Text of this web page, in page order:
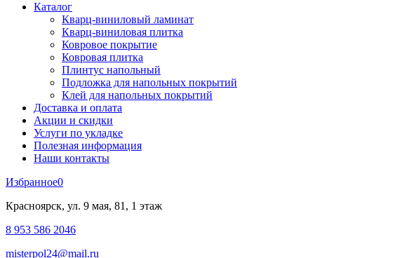
Каталог
Кварц-виниловый ламинат
Кварц-виниловая плитка
Ковровое покрытие
Ковровая плитка
Плинтус напольный
Подложка для напольных покрытий
Клей для напольных покрытий
Доставка и оплата
Акции и скидки
Услуги по укладке
Полезная информация
Наши контакты
Избранное0
Красноярск, ул. 9 мая, 81, 1 этаж
8 953 586 2046
misterpol24@mail.ru